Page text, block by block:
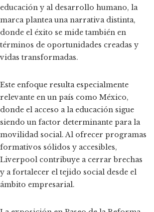
educación y al desarrollo humano, la
marca plantea una narrativa distinta,
donde el éxito se mide también en
términos de oportunidades creadas y
vidas transformadas.
Este enfoque resulta especialmente
relevante en un país como México,
donde el acceso a la educación sigue
siendo un factor determinante para la
movilidad social. Al ofrecer programas
formativos sólidos y accesibles,
Liverpool contribuye a cerrar brechas
y a fortalecer el tejido social desde el
ámbito empresarial.